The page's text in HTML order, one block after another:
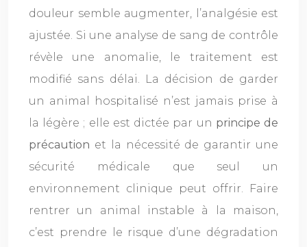
douleur semble augmenter, l’analgésie est
ajustée. Si une analyse de sang de contrôle
révèle une anomalie, le traitement est
modifié sans délai. La décision de garder
un animal hospitalisé n’est jamais prise à
la légère ; elle est dictée par un principe de
précaution et la nécessité de garantir une
sécurité médicale que seul un
environnement clinique peut offrir. Faire
rentrer un animal instable à la maison,
c’est prendre le risque d’une dégradation